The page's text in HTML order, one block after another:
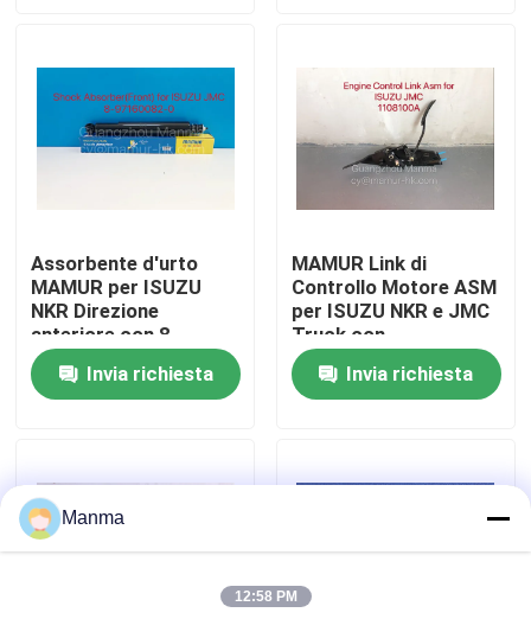
Giro della fabbrica
Contattici
Richieda una citazione
ISUZU Truck Parts
Assorbente d'urto
MAMUR per ISUZU
NKR Direzione
anteriore con 8-
97160082-0 OEM No.
ISUZU Chassis Parts
Invia richiesta
MAMUR Link di
Controllo Motore ASM
per ISUZU NKR e JMC
Truck con
Compatibilità OEM
Invia richiesta
Manma
12:58 PM